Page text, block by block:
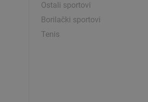
Ostali sportovi
Borilački sportovi
Tenis